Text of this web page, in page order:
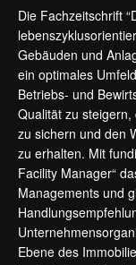
Die Fachzeitschrift
Gebäuden und
ein optimales
Betriebs- und
Qualität zu
zu sichern und den
zu erhalten. Mit
Facility Manager“
Managements und
Ebene des